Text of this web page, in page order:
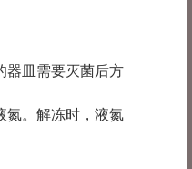
器皿需要灭菌后方
氮。解冻时，液氮